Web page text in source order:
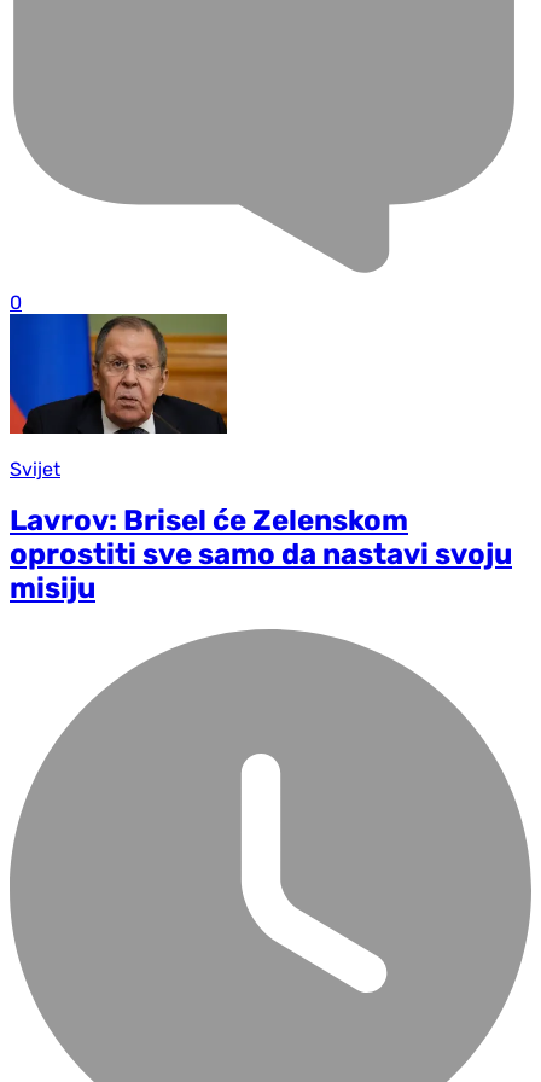
0
Svijet
Lavrov: Brisel će Zelenskom
oprostiti sve samo da nastavi svoju
misiju